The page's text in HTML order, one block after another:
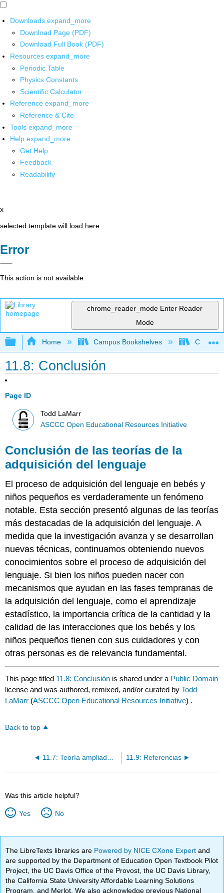
Downloads expand_more
Download Page (PDF)
Download Full Book (PDF)
Resources expand_more
Periodic Table
Physics Constants
Scientific Calculator
Reference expand_more
Reference & Cite
Tools expand_more
Help expand_more
Get Help
Feedback
Readability
x
selected template will load here
Error
This action is not available.
chrome_reader_mode Enter Reader
Mode
Expand/collapse global hierarchy
Home Campus Bookshelves Cerro
11.8: Conclusión
Page ID
Todd LaMarr
ASCCC Open Educational Resources Initiative
Conclusión de las teorías de la
adquisición del lenguaje
El proceso de adquisición del lenguaje en bebés y
niños pequeños es verdaderamente un fenómeno
notable. Esta sección presentó algunas de las teorías
más destacadas de la adquisición del lenguaje. A
medida que la investigación avanza y se desarrollan
nuevas técnicas, continuamos obteniendo nuevos
conocimientos sobre el proceso de adquisición del
lenguaje. Si bien los niños pueden nacer con
mecanismos que ayudan en las fases tempranas de
la adquisición del lenguaje, como el aprendizaje
estadístico, la importancia crítica de la cantidad y la
calidad de las interacciones que los bebés y los
niños pequeños tienen con sus cuidadores y con
otras personas es de relevancia fundamental.
This page titled 11.8: Conclusión is shared under a Public Domain
license and was authored, remixed, and/or curated byTodd
LaMarr (ASCCC Open Educational Resources Initiative) .
Back to top
11.7: Teoría ampliada del imán del lenguaje nativo (NLM-e) 11.9: Referencias
Was this article helpful?
Yes No
The LibreTexts libraries are Powered by NICE CXone Expertand
are supported by the Department of Education Open Textbook Pilot
Project, the UC Davis Office of the Provost, the UC Davis Library,
the California State University Affordable Learning Solutions
Program, and Merlot. We also acknowledge previous National